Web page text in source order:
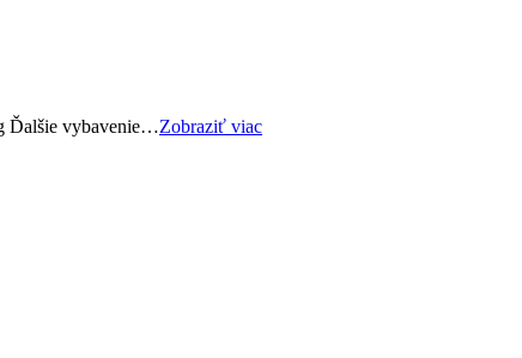
Ďalšie vybavenie…Zobraziť viac